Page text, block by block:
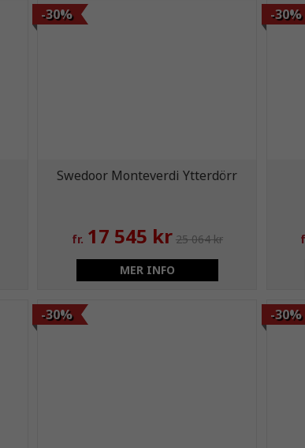
Swedoor Monteverdi Ytterdörr
-30%
fr. 17 545 kr 25 064 kr
MER INFO
-30%
-30% -30%